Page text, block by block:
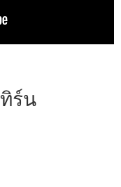
ร์น